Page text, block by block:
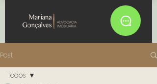
Post
Todos